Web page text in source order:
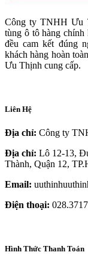
Công ty TNHH Ưu
tùng ô tô hàng chính
đều cam kết đúng
khách hàng hoàn
Ưu Thịnh cung cấp.
Liên Hệ
Địa chỉ: Công ty
Địa chỉ: Lô 12-13,
Thành, Quận 12,
Email:
Điện thoại:
Hình Thức Thanh Toán